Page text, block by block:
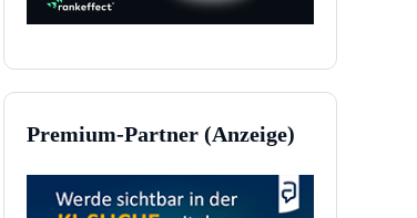
Premium-Partner (Anzeige)